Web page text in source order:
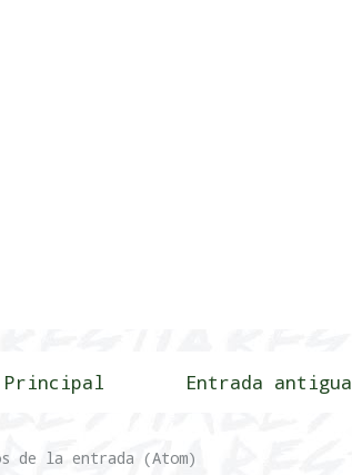
Entrada antigua
Principal
de la entrada (Atom)